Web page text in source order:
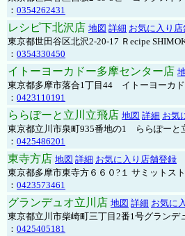
： 0354262431
レシピ下北沢店 地図 詳細 お気に入り
東京都世田谷区北沢2-20-17 Ｒecipe
： 0354330450
イトーヨーカドー多摩センター店
東京都多摩市落合1丁目44 イトーヨーカ
： 0423110191
ららぽーと立川立飛店 地図 詳細 お気
東京都立川市泉町935番地の1 ららぽーと
： 0425486201
東寺方店 地図 詳細 お気に入り店舗登録
東京都多摩市東寺方６６０?１ サミットス
： 0423573461
グランデュオ立川店 地図 詳細 お気に
東京都立川市柴崎町三丁目2番1号グランデ
： 0425405181